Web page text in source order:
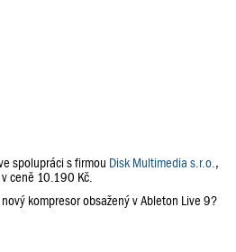
spolupráci s firmou Disk Multimedia s.r.o. ,
ceně 10.190 Kč.
kompresor obsažený v Ableton Live 9?